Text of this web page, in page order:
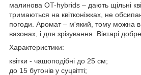
малинова OT-hybrids – дають щільні
тримаються на квітконіжках, не
погоди. Аромат – м'який, тому можна
вазонах, і для зрізування. Вівтарі
Характеристики:
квітки - чашоподібні до 25 см;
до 15 бутонів у суцвітті;